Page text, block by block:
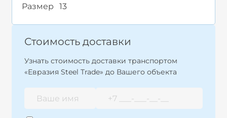
Размер
13
Стоимость доставки
Узнать стоимость доставки транспортом
«Евразия Steel Trade» до Вашего объекта